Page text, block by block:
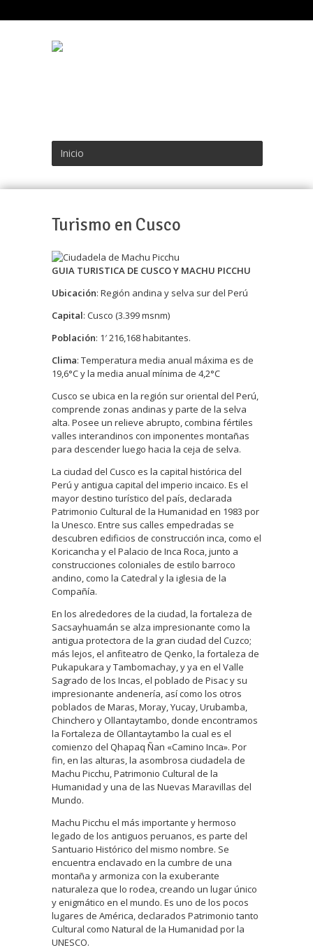
Inicio
Turismo en Cusco
GUIA TURISTICA DE CUSCO Y MACHU PICCHU
Ubicación: Región andina y selva sur del Perú
Capital: Cusco (3.399 msnm)
Población: 1′ 216,168 habitantes.
Clima: Temperatura media anual máxima es de
19,6°C y la media anual mínima de 4,2°C
Cusco se ubica en la región sur oriental del Perú,
comprende zonas andinas y parte de la selva
alta. Posee un relieve abrupto, combina fértiles
valles interandinos con imponentes montañas
para descender luego hacia la ceja de selva.
La ciudad del Cusco es la capital histórica del
Perú y antigua capital del imperio incaico. Es el
mayor destino turístico del país, declarada
Patrimonio Cultural de la Humanidad en 1983 por
la Unesco. Entre sus calles empedradas se
descubren edificios de construcción inca, como el
Koricancha y el Palacio de Inca Roca, junto a
construcciones coloniales de estilo barroco
andino, como la Catedral y la iglesia de la
Compañía.
En los alrededores de la ciudad, la fortaleza de
Sacsayhuamán se alza impresionante como la
antigua protectora de la gran ciudad del Cuzco;
más lejos, el anfiteatro de Qenko, la fortaleza de
Pukapukara y Tambomachay, y ya en el Valle
Sagrado de los Incas, el poblado de Pisac y su
impresionante andenería, así como los otros
poblados de Maras, Moray, Yucay, Urubamba,
Chinchero y Ollantaytambo, donde encontramos
la Fortaleza de Ollantaytambo la cual es el
comienzo del Qhapaq Ñan «Camino Inca». Por
fin, en las alturas, la asombrosa ciudadela de
Machu Picchu, Patrimonio Cultural de la
Humanidad y una de las Nuevas Maravillas del
Mundo.
Machu Picchu el más importante y hermoso
legado de los antiguos peruanos, es parte del
Santuario Histórico del mismo nombre. Se
encuentra enclavado en la cumbre de una
montaña y armoniza con la exuberante
naturaleza que lo rodea, creando un lugar único
y enigmático en el mundo. Es uno de los pocos
lugares de América, declarados Patrimonio tanto
Cultural como Natural de la Humanidad por la
UNESCO.